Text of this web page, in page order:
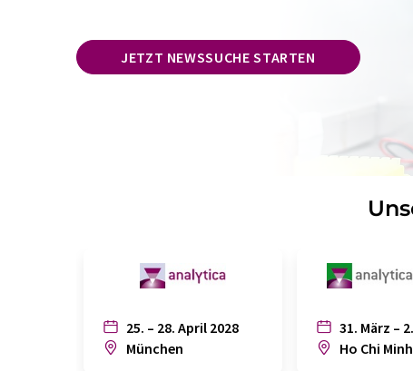
JETZT NEWSSUCHE STARTEN
25. – 28. April 2028
München
31. März –
Ho Chi